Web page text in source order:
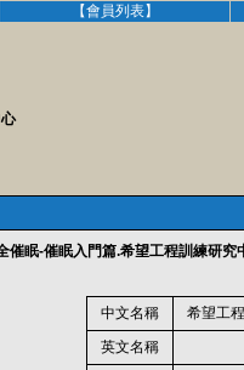
【會員列表】
催眠-催眠入門篇.希望工程訓練研究
中文名稱
希望工
英文名稱